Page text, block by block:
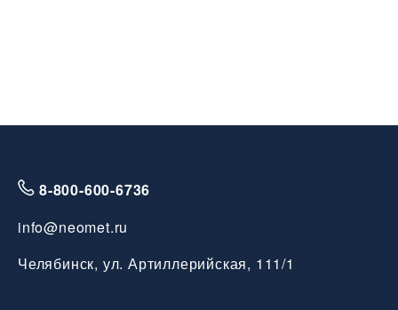
8-800-600-6736
info@neomet.ru
Челябинск, ул. Артиллерийская, 111/1